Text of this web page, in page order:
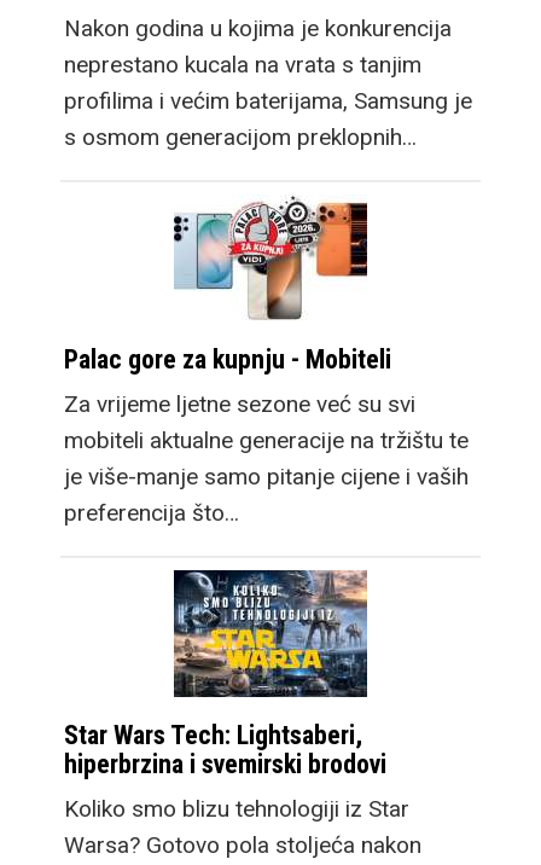
Nakon godina u kojima je konkurencija
neprestano kucala na vrata s tanjim
profilima i većim baterijama, Samsung je
s osmom generacijom preklopnih…
Palac gore za kupnju - Mobiteli
Za vrijeme ljetne sezone već su svi
mobiteli aktualne generacije na tržištu te
je više-manje samo pitanje cijene i vaših
preferencija što…
Star Wars Tech: Lightsaberi,
hiperbrzina i svemirski brodovi
Koliko smo blizu tehnologiji iz Star
Warsa? Gotovo pola stoljeća nakon